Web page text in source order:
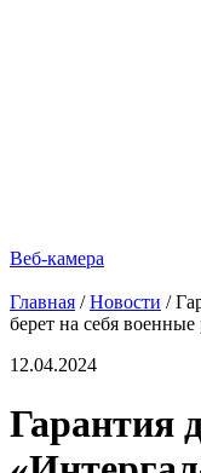
Веб-камера
Главная /Новости /
берет на себя военные
12.04.2024
Гарантия